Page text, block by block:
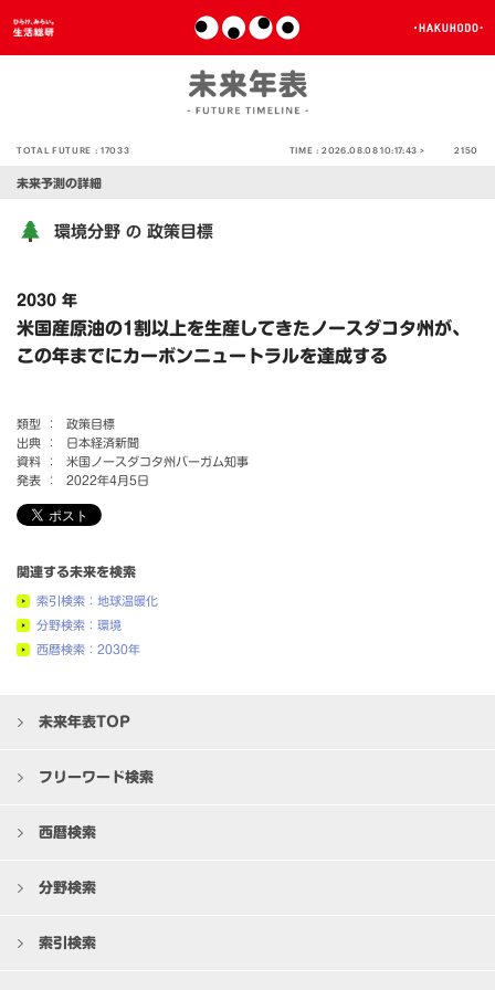
TOTAL FUTURE :17033 TIME :2026.08.08 10:17:43 > 2150
未来予測の詳細
環境分野 の 政策目標
2030 年
米国産原油の1割以上を生産してきたノースダコタ州が、
この年までにカーボンニュートラルを達成する
類型 ：
政策目標
出典 ：
日本経済新聞
資料 ：
米国ノースダコタ州バーガム知事
発表 ：
2022年4月5日
関連する未来を検索
索引検索：地球温暖化
分野検索：環境
西暦検索：2030年
未来年表TOP
フリーワード検索
西暦検索
分野検索
索引検索